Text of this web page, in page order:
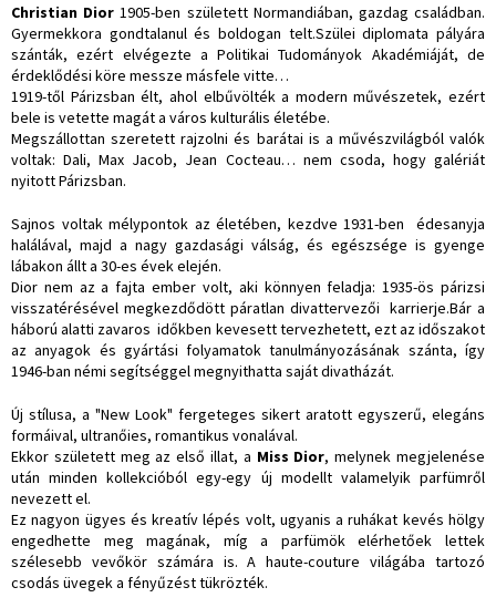
Christian Dior 1905-ben született Normandiában, gazdag családban.
Gyermekkora gondtalanul és boldogan telt.Szülei diplomata pályára
szánták, ezért elvégezte a Politikai Tudományok Akadémiáját, de
érdeklődési köre messze másfele vitte…
1919-től Párizsban élt, ahol elbűvölték a modern művészetek, ezért
bele is vetette magát a város kulturális életébe.
Megszállottan szeretett rajzolni és barátai is a művészvilágból valók
voltak: Dali, Max Jacob, Jean Cocteau… nem csoda, hogy galériát
nyitott Párizsban.
Sajnos voltak mélypontok az életében, kezdve 1931-ben édesanyja
halálával, majd a nagy gazdasági válság, és egészsége is gyenge
lábakon állt a 30-es évek elején.
Dior nem az a fajta ember volt, aki könnyen feladja: 1935-ös párizsi
visszatérésével megkezdődött páratlan divattervezői karrierje.Bár a
háború alatti zavaros időkben kevesett tervezhetett, ezt az időszakot
az anyagok és gyártási folyamatok tanulmányozásának szánta, így
1946-ban némi segítséggel megnyithatta saját divatházát.
Új stílusa, a "New Look" fergeteges sikert aratott egyszerű, elegáns
formáival, ultranőies, romantikus vonalával.
Ekkor született meg az első illat, a Miss Dior, melynek megjelenése
után minden kollekcióból egy-egy új modellt valamelyik parfümről
nevezett el.
Ez nagyon ügyes és kreatív lépés volt, ugyanis a ruhákat kevés hölgy
engedhette meg magának, míg a parfümök elérhetőek lettek
szélesebb vevőkör számára is. A haute-couture világába tartozó
csodás üvegek a fényűzést tükrözték.